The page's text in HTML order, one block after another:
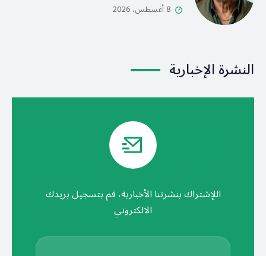
8 أغسطس، 2026
النشرة الإخبارية
اللإشتراك بنشرتنا الأخبارية، قم بتسجيل بريدك
الالكتروني